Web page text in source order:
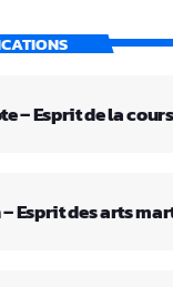
– Esprit de la
Esprit des arts